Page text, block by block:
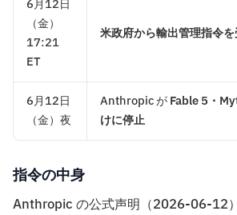
6月12日
（金）
17:21
ET
米政府から輸出管理指令
6月12日
（金）夜
Anthropic がFable 5・
けに停止
指令の中身
Anthropic の公式声明（2026-06-12